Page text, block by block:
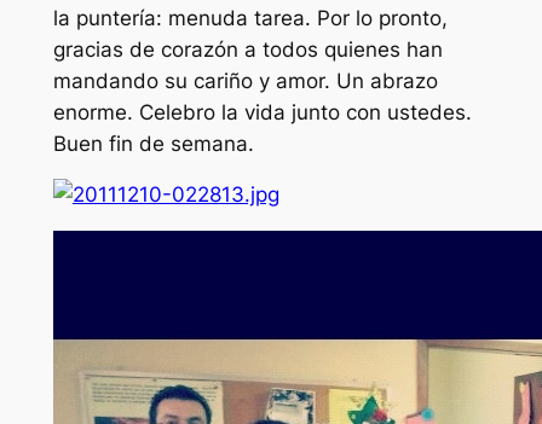
la puntería: menuda tarea. Por lo pronto,
gracias de corazón a todos quienes han
mandando su cariño y amor. Un abrazo
enorme. Celebro la vida junto con ustedes.
Buen fin de semana.